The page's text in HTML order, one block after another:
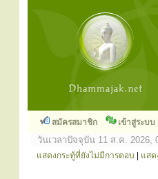
สมัครสมาชิก เข้าสู่ระบบ
วันเวลาปัจจุบัน 11 ส.ค. 2026,
แสดงกระทู้ที่ยังไม่มีการตอบ แสด